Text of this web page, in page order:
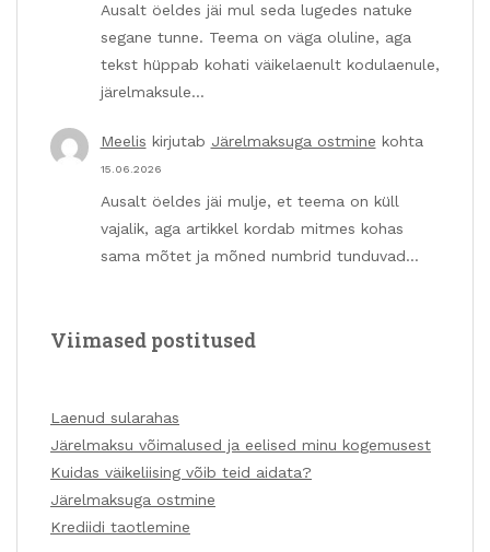
Ausalt öeldes jäi mul seda lugedes natuke
segane tunne. Teema on väga oluline, aga
tekst hüppab kohati väikelaenult kodulaenule,
järelmaksule…
Meelis kirjutab Järelmaksuga ostmine kohta
15.06.2026
Ausalt öeldes jäi mulje, et teema on küll
vajalik, aga artikkel kordab mitmes kohas
sama mõtet ja mõned numbrid tunduvad…
Viimased postitused
Laenud sularahas
Järelmaksu võimalused ja eelised minu kogemusest
Kuidas väikeliising võib teid aidata?
Järelmaksuga ostmine
Krediidi taotlemine